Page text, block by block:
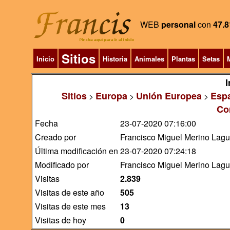
WEB personalcon
Inicio Sitios Historia Animales Plantas Setas
Sitios> Europa> Unión Europea>
Fecha
23-07-2020 07:16:00
Creado por
Francisco Miguel Merino
Última modificación en 23-07-2020 07:24:18
Modificado por
Francisco Miguel Merino
Visitas
2.839
Visitas de este año
505
Visitas de este mes
13
Visitas de hoy
0